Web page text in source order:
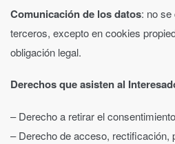
Comunicación de los datos: no
terceros, excepto en cookies
obligación legal.
Derechos que asisten al
– Derecho a retirar el
– Derecho de acceso, rectificación,